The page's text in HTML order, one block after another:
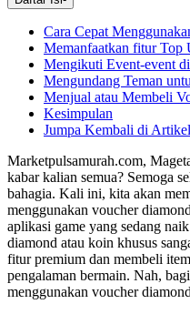
Cara Cepat
Memanfaatkan fitur Top
Mengikuti Event-event
Mengundang Teman
Menjual atau Membeli
Kesimpulan
Jumpa Kembali di
Marketpulsamurah.com,
kabar kalian semua? Semoga
bahagia. Kali ini, kita akan
menggunakan voucher
aplikasi game yang sedang
diamond atau koin khusus
fitur premium dan membeli
pengalaman bermain. Nah,
menggunakan voucher